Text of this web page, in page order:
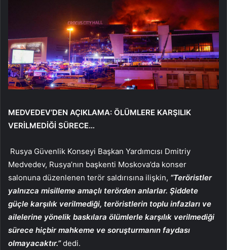
MEDVEDEV’DEN AÇIKLAMA: ÖLÜMLERE KARŞILIK
VERİLMEDİĞİ SÜRECE…
Rusya Güvenlik Konseyi Başkan Yardımcısı Dmitriy
Medvedev, Rusya’nın başkenti Moskova’da konser
salonuna düzenlenen terör saldırısına ilişkin, “Teröristler
yalnızca misilleme amaçlı terörden anlarlar. Şiddete
güçle karşılık verilmediği, teröristlerin toplu infazları ve
ailelerine yönelik baskılara ölümlerle karşılık verilmediği
sürece hiçbir mahkeme ve soruşturmanın faydası
olmayacaktır.”dedi.